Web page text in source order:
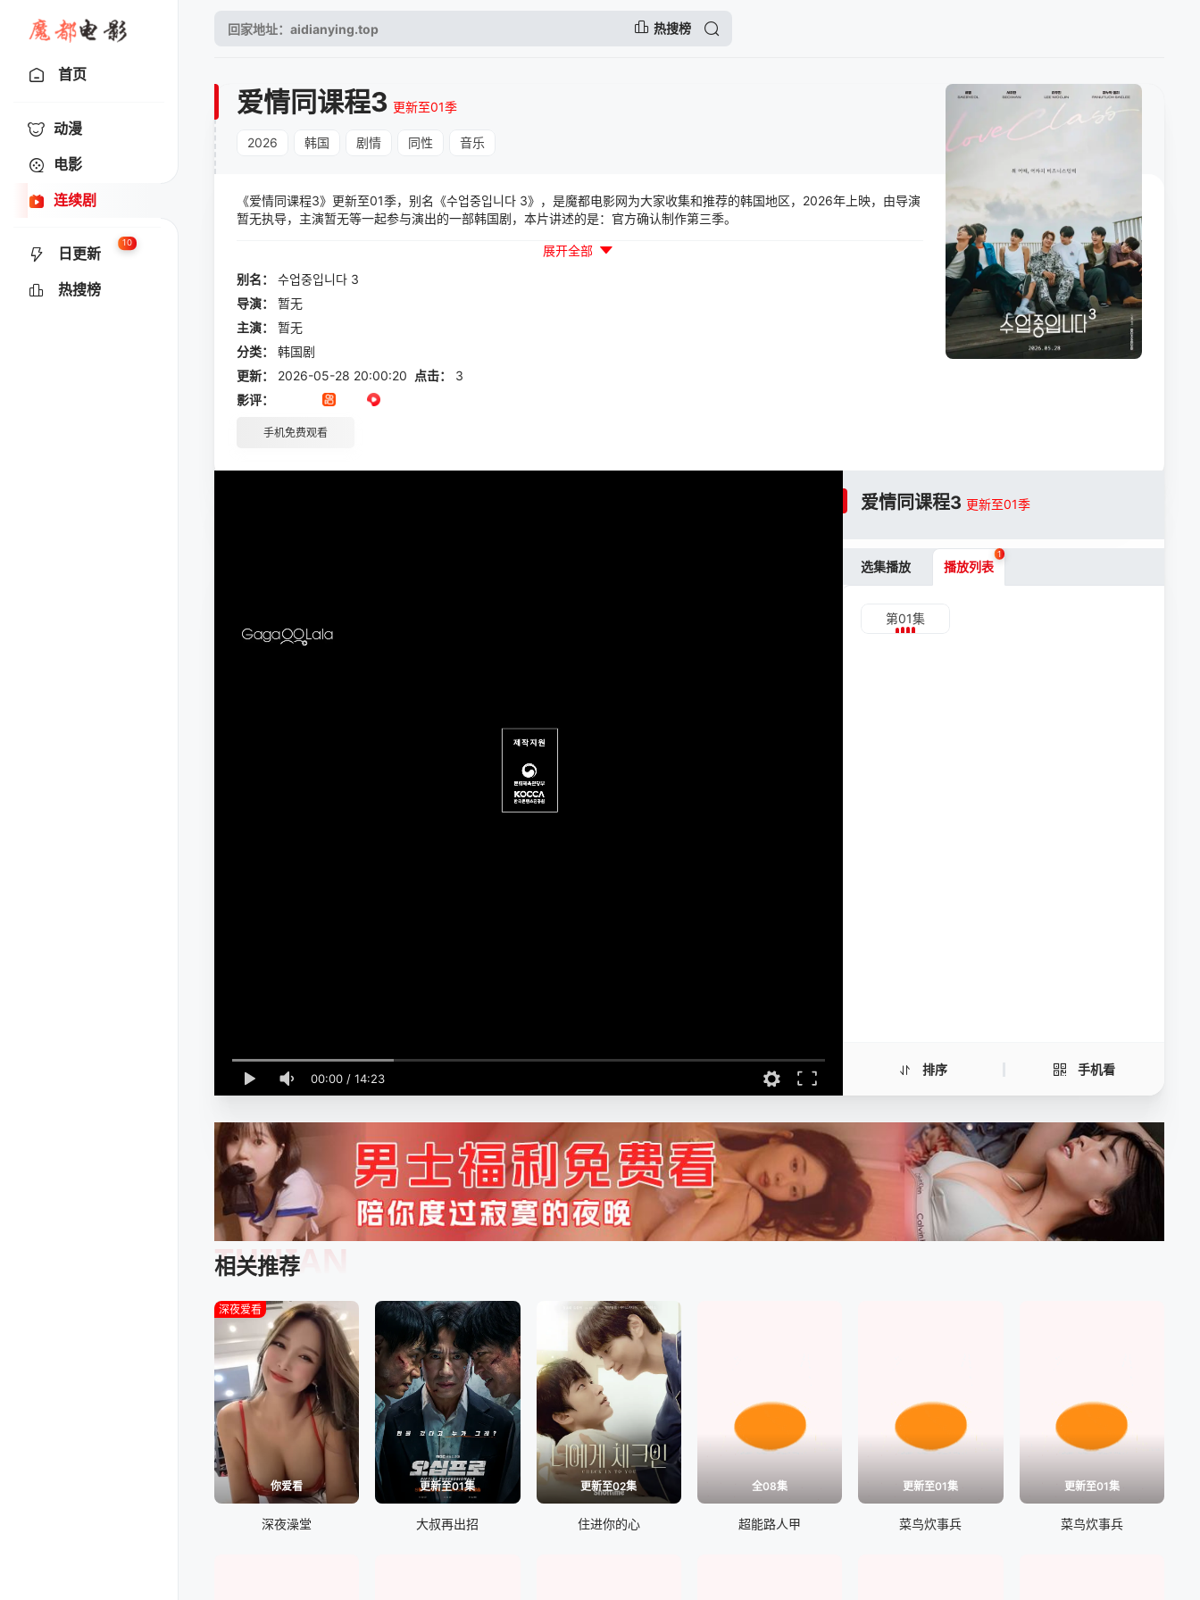
热搜榜
首页
动漫
电影
连续剧
日更新
10
热搜榜
爱情同课程3 更新至01季
2026 韩国 剧情 同性 音乐
《爱情同课程3》更新至01季，别名《수업중입니다 3》，是魔都电影网为大家收集和推荐的韩国地区，2026年上映，由导演
暂无执导，主演暂无等一起参与演出的一部韩国剧，本片讲述的是：官方确认制作第三季。
展开全部
别名：
수업중입니다 3
导演：
暂无
主演：
暂无
分类：
韩国剧
更新：
2026-05-28 20:00:20 点击：
3
影评：
手机免费观看
00:00 / 14:23
爱情同课程3 更新至01季
排序 手机看
选集播放 播放列表
1
第01集
相关推荐
TUIJIAN
你爱看
深夜爱看
深夜澡堂
更新至01集
大叔再出招
更新至02集
住进你的心
全08集
超能路人甲
更新至01集
菜鸟炊事兵
更新至01集
菜鸟炊事兵